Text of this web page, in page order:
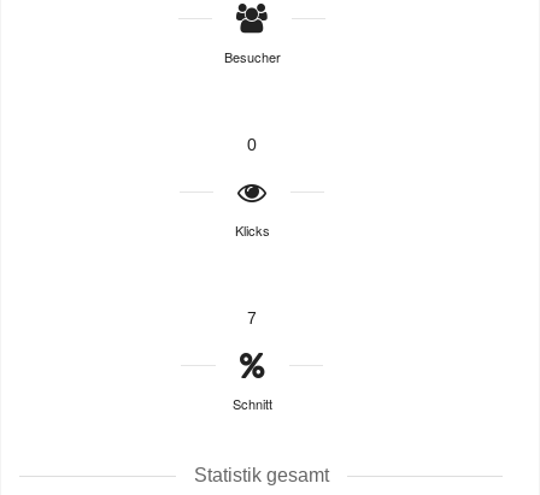
Besucher
0
Klicks
7
Schnitt
Statistik gesamt